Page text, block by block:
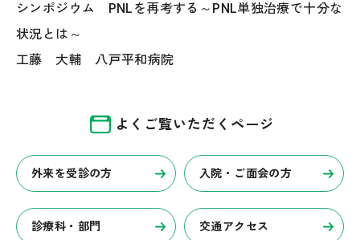
シンポジウム PNLを再考する～PNL単独治療で十分な
状況とは～
工藤 大輔 八戸平和病院
よくご覧いただくページ
外来を受診の方 入院・ご面会の方
診療科・部門 交通アクセス